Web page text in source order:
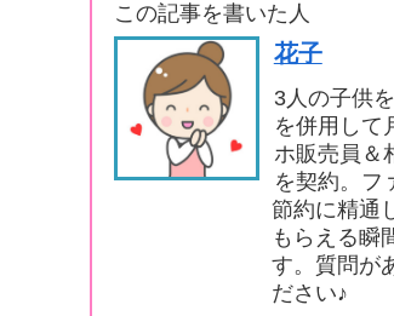
この記事を書いた人
花子
3人の子供
を併用して
ホ販売員＆
を契約。フ
節約に精通
もらえる瞬
す。質問が
ださい♪